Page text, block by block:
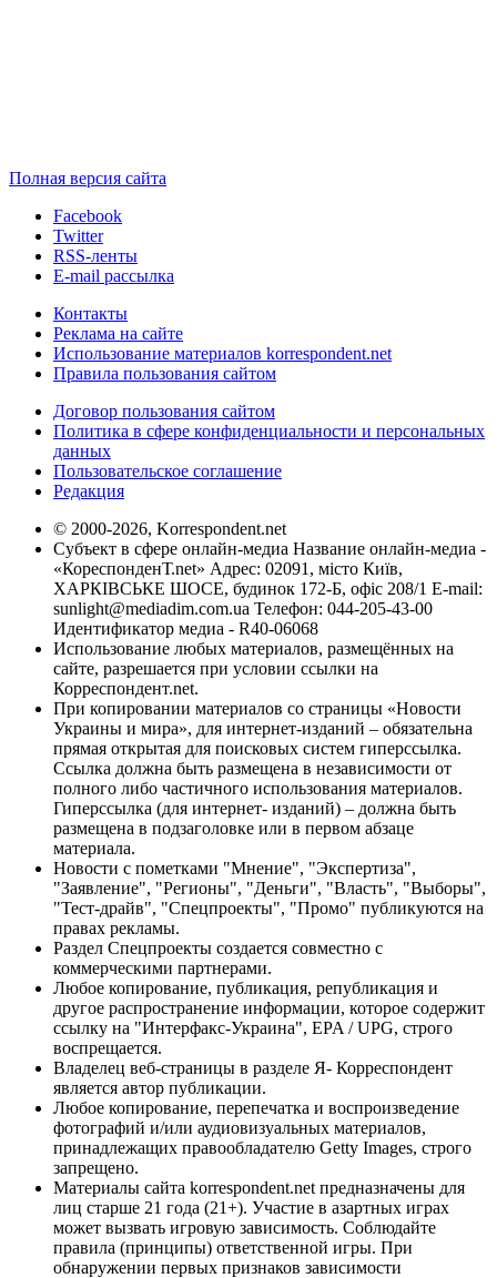
Полная версия сайта
Facebook
Twitter
RSS-ленты
E-mail рассылка
Контакты
Реклама на сайте
Использование материалов korrespondent.net
Правила пользования сайтом
Договор пользования сайтом
Политика в сфере конфиденциальности и персональных
данных
Пользовательское соглашение
Редакция
© 2000-2026, Korrespondent.net
Субъект в сфере онлайн-медиа Название онлайн-медиа -
«КореспонденТ.net» Адрес: 02091, місто Київ,
ХАРКІВСЬКЕ ШОСЕ, будинок 172-Б, офіс 208/1 E-mail:
sunlight@mediadim.com.ua Телефон: 044-205-43-00
Идентификатор медиа - R40-06068
Использование любых материалов, размещённых на
сайте, разрешается при условии ссылки на
Корреспондент.net.
При копировании материалов со страницы «Новости
Украины и мира», для интернет-изданий – обязательна
прямая открытая для поисковых систем гиперссылка.
Ссылка должна быть размещена в независимости от
полного либо частичного использования материалов.
Гиперссылка (для интернет- изданий) – должна быть
размещена в подзаголовке или в первом абзаце
материала.
Новости с пометками "Мнение", "Экспертиза",
"Заявление", "Регионы", "Деньги", "Власть", "Выборы",
"Тест-драйв", "Спецпроекты", "Промо" публикуются на
правах рекламы.
Раздел Спецпроекты создается совместно с
коммерческими партнерами.
Любое копирование, публикация, републикация и
другое распространение информации, которое содержит
ссылку на "Интерфакс-Украина", EPA / UPG, строго
воспрещается.
Владелец веб-страницы в разделе Я- Корреспондент
является автор публикации.
Любое копирование, перепечатка и воспроизведение
фотографий и/или аудиовизуальных материалов,
принадлежащих правообладателю Getty Images, строго
запрещено.
Материалы сайта korrespondent.net предназначены для
лиц старше 21 года (21+). Участие в азартных играх
может вызвать игровую зависимость. Соблюдайте
правила (принципы) ответственной игры. При
обнаружении первых признаков зависимости